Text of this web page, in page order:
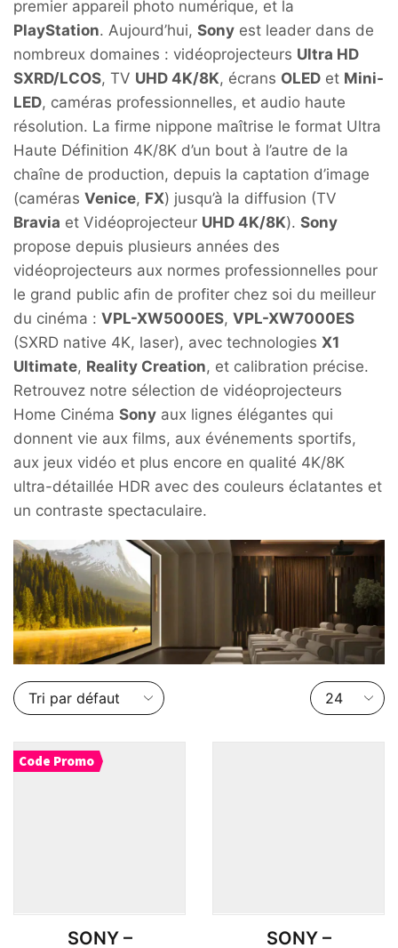
premier appareil photo numérique, et la
PlayStation. Aujourd’hui, Sony est leader dans de
nombreux domaines : vidéoprojecteurs Ultra HD
SXRD/LCOS, TV UHD 4K/8K, écrans OLED et Mini-
LED, caméras professionnelles, et audio haute
résolution. La firme nippone maîtrise le format Ultra
Haute Définition 4K/8K d’un bout à l’autre de la
chaîne de production, depuis la captation d’image
(caméras Venice, FX) jusqu’à la diffusion (TV
Bravia et Vidéoprojecteur UHD 4K/8K). Sony
propose depuis plusieurs années des
vidéoprojecteurs aux normes professionnelles pour
le grand public afin de profiter chez soi du meilleur
du cinéma : VPL-XW5000ES, VPL-XW7000ES
(SXRD native 4K, laser), avec technologies X1
Ultimate, Reality Creation, et calibration précise.
Retrouvez notre sélection de vidéoprojecteurs
Home Cinéma Sony aux lignes élégantes qui
donnent vie aux films, aux événements sportifs,
aux jeux vidéo et plus encore en qualité 4K/8K
ultra-détaillée HDR avec des couleurs éclatantes et
un contraste spectaculaire.
Nombre
de
Code Promo
SONY –
SONY –